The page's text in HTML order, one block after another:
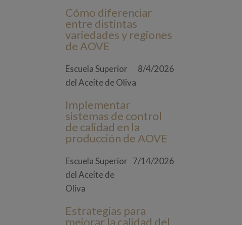
Cómo diferenciar
entre distintas
variedades y regiones
de AOVE
Escuela Superior
del Aceite de Oliva
8/4/2026
Implementar
sistemas de control
de calidad en la
producción de AOVE
Escuela Superior
del Aceite de
Oliva
7/14/2026
Estrategias para
mejorar la calidad del